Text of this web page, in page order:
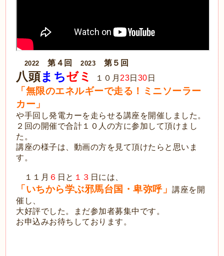
2022 第４回 2023 第５回
八頭まちゼミ １０月 23日 30 日
「無限のエネルギーで走る！ミニソーラー
カー」
や手回し発電カーを走らせる講座を開催しました。
２ 回の開催で合計１０人の方に参加して頂けまし
た。
講座の様子は、動画の方を見て頂けたらと思いま
す。
１１月 ６ 日と １３ 日には、
「いちから学ぶ邪馬台国・卑弥呼」講座を開
催し、
大好評でした。
まだ参加者募集中です。
お申込みお待ちしております。